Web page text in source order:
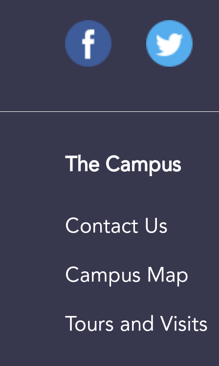
The Campus
Contact Us
Campus Map
Tours and Visits